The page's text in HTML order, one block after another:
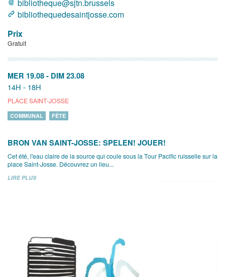
bibliotheque@sjtn.brussels
bibliothequedesaintjosse.com
Prix
Gratuit
MER 19.08 - DIM 23.08
14H - 18H
PLACE SAINT-JOSSE
COMMUNAL FÊTE
BRON VAN SAINT-JOSSE: SPELEN! JOUER!
Cet été, l'eau claire de la source qui coule sous la Tour Pacific ruisselle sur la
place Saint-Josse. Découvrez un lieu...
LIRE PLUS